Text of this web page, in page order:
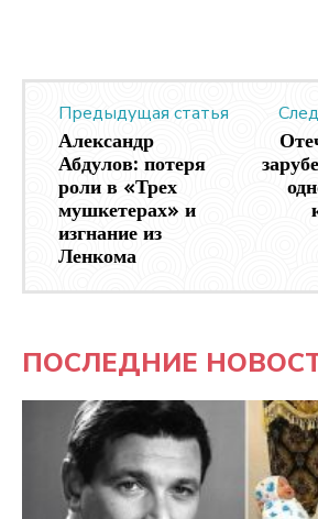
Предыдущая статья
Александр
Абдулов: потеря
роли в «Трех
мушкетерах» и
изгнание из
Ленкома
ПОСЛЕДНИЕ